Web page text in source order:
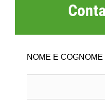
NOME E COGNOME